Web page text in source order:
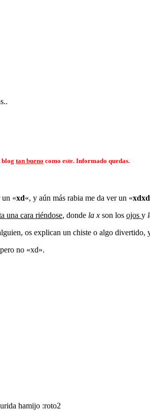
blog tan bueno como este. Informado quedas.
un «xd«, y aún más rabia me da ver un «xdxd
una cara riéndose, donde la x son los ojos y
os explican un chiste o algo
no «xd».
hamijo :roto2